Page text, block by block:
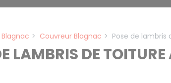
Couvreur Blagnac Pose de lambris
LAMBRIS DE